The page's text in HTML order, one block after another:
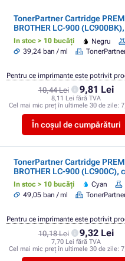
TonerPartner Cartridge
BROTHER LC-900
In stoc > 10 bucăți Negru
39,24 ban / ml
10,44 Lei 9,81 Lei
8,11 Lei fără TVA
Cel mai mic preț în ultimele 30 de zile:
În coșul de cumpărături
Pentru ce imprimante este potrivit
TonerPartner Cartridge
BROTHER LC-900 (LC900C),
In stoc > 10 bucăți Cyan
49,05 ban / ml
10,18 Lei 9,32 Lei
7,70 Lei fără TVA
Cel mai mic preț în ultimele 30 de zile:
Pentru ce imprimante este potrivit